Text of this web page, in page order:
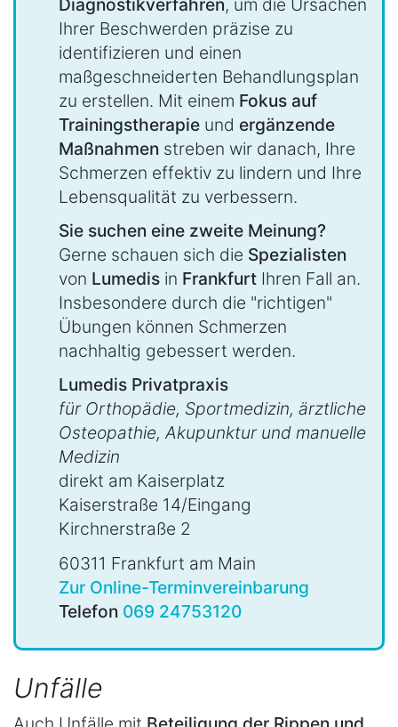
Diagnostikverfahren, um die Ursachen
Ihrer Beschwerden präzise zu
identifizieren und einen
maßgeschneiderten Behandlungsplan
zu erstellen. Mit einem Fokus auf
Trainingstherapie und ergänzende
Maßnahmen streben wir danach, Ihre
Schmerzen effektiv zu lindern und Ihre
Lebensqualität zu verbessern.
Sie suchen eine zweite Meinung?
Gerne schauen sich die Spezialisten
von Lumedis in Frankfurt Ihren Fall an.
Insbesondere durch die "richtigen"
Übungen können Schmerzen
nachhaltig gebessert werden.
Lumedis Privatpraxis
für Orthopädie, Sportmedizin, ärztliche
Osteopathie, Akupunktur und manuelle
Medizin
direkt am Kaiserplatz
Kaiserstraße 14/Eingang
Kirchnerstraße 2
60311 Frankfurt am Main
Zur Online-Terminvereinbarung
Telefon 069 24753120
Unfälle